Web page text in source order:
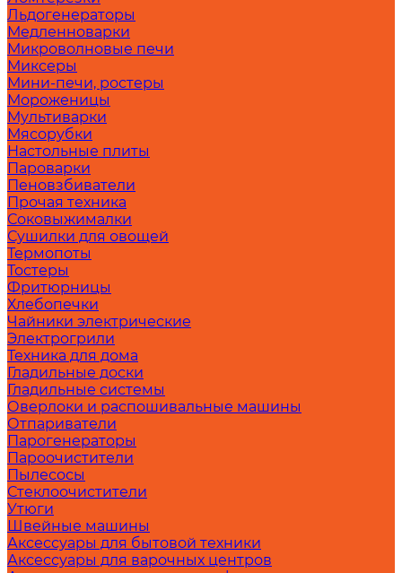
Льдогенераторы
Медленноварки
Микроволновые печи
Миксеры
Мини-печи, ростеры
Мороженицы
Мультиварки
Мясорубки
Настольные плиты
Пароварки
Пеновзбиватели
Прочая техника
Соковыжималки
Сушилки для овощей
Термопоты
Тостеры
Фритюрницы
Хлебопечки
Чайники электрические
Электрогрили
Техника для дома
Гладильные доски
Гладильные системы
Оверлоки и распошивальные машины
Отпариватели
Парогенераторы
Пароочистители
Пылесосы
Стеклоочистители
Утюги
Швейные машины
Аксессуары для бытовой техники
Аксессуары для варочных центров